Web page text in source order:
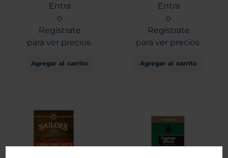
Entra
o
Regístrate
para ver precios.
Agregar al carrito
Entra
o
Regístrate
para ver precios.
Agregar al carrito